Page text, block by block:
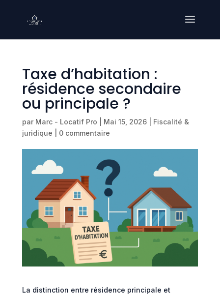
Taxe d’habitation :
résidence secondaire
ou principale ?
par Marc - Locatif Pro Mai 15, 2026| Fiscalité &
juridique
0 commentaire
La distinction entre résidence principale et